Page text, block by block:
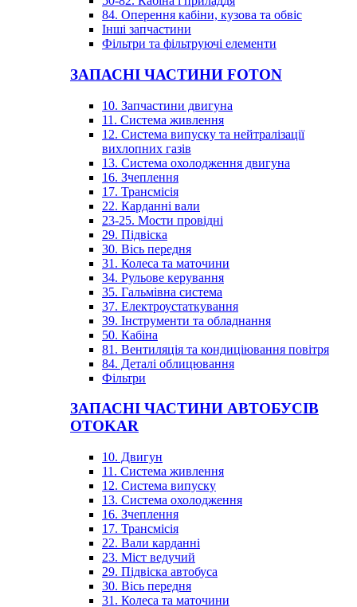
84. Оперення кабіни, кузова та обвіс
Інші запчастини
Фільтри та фільтруючі елементи
ЗАПАСНІ ЧАСТИНИ FOTON
10. Запчастини двигуна
11. Система живлення
12. Система випуску та нейтралізації
вихлопних газів
13. Система охолодження двигуна
16. Зчеплення
17. Трансмісія
22. Карданні вали
23-25. Мости провідні
29. Підвіска
30. Вісь передня
31. Колеса та маточини
34. Рульове керування
35. Гальмівна система
37. Електроустаткування
39. Інструменти та обладнання
50. Кабіна
81. Вентиляція та кондиціювання повітря
84. Деталі облицювання
Фільтри
ЗАПАСНІ ЧАСТИНИ АВТОБУСІВ
OTOKAR
10. Двигун
11. Система живлення
12. Система випуску
13. Система охолодження
16. Зчеплення
17. Трансмісія
22. Вали карданні
23. Міст ведучий
29. Підвіска автобуса
30. Вісь передня
31. Колеса та маточини